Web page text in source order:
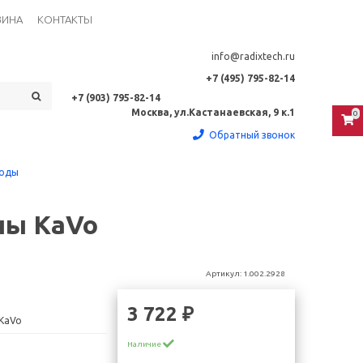
КОНТАКТЫ
info@radixtech.ru
+7 (495) 795-82-14
+7 (903) 795-82-14
Москва, ул.Кастанаевская, 9 к.1
Обратный звонок
KaVo
Артикул: 1.002.2928
KaVo 3 722 ₽
Наличие
0